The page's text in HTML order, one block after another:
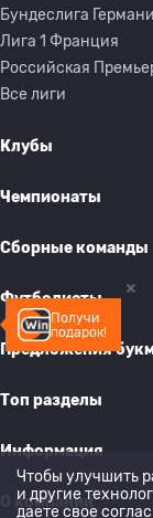
Получи
подарок!
Бундеслига
Лига 1 Франция
Российская
Все лиги
Клубы
Чемпионаты
Сборные команды
Футболисты
Предложения
Топ разделы
Информация
О компании
Чтобы улучшить
и другие
даете свое